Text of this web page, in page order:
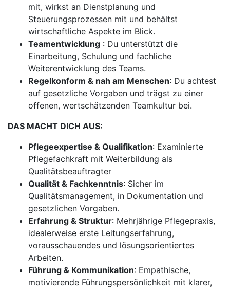
mit, wirkst an Dienstplanung und
Steuerungsprozessen mit und behältst
wirtschaftliche Aspekte im Blick.
Teamentwicklung : Du unterstützt die
Einarbeitung, Schulung und fachliche
Weiterentwicklung des Teams.
Regelkonform & nah am Menschen: Du achtest
auf gesetzliche Vorgaben und trägst zu einer
offenen, wertschätzenden Teamkultur bei.
DAS MACHT DICH AUS:
Pflegeexpertise & Qualifikation: Examinierte
Pflegefachkraft mit Weiterbildung als
Qualitätsbeauftragter
Qualität & Fachkenntnis: Sicher im
Qualitätsmanagement, in Dokumentation und
gesetzlichen Vorgaben.
Erfahrung & Struktur: Mehrjährige Pflegepraxis,
idealerweise erste Leitungserfahrung,
vorausschauendes und lösungsorientiertes
Arbeiten.
Führung & Kommunikation: Empathische,
motivierende Führungspersönlichkeit mit klarer,